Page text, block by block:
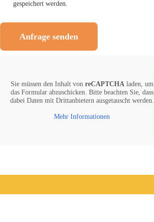
gespeichert werden.
Anfrage senden
Sie müssen den Inhalt von reCAPTCHAladen, um
das Formular abzuschicken. Bitte beachten Sie, dass
dabei Daten mit Drittanbietern ausgetauscht werden.
Mehr Informationen